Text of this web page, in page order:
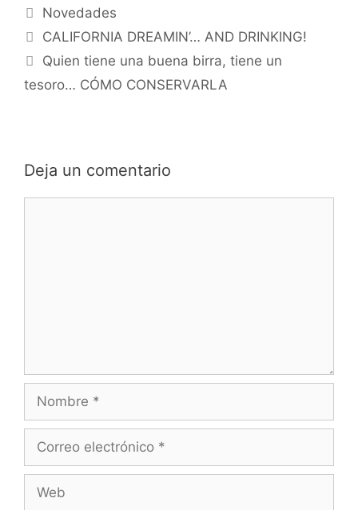
Categorías
Novedades
CALIFORNIA DREAMIN’… AND DRINKING!
Quien tiene una buena birra, tiene un
tesoro… CÓMO CONSERVARLA
Deja un comentario
electrónico